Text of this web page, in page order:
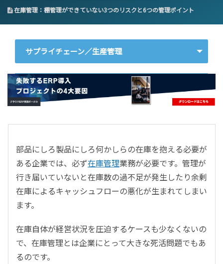
在庫管理：棚管理ができていない3つのリスクと6つの管理ポイント
サプライチェーン／生産管理
ERP
会計
CRM／営業支援／Eコマース
DX（2025年の崖）／クラウドコンピューティング
データ分析／BI
ガバナンス／リスク管理
BPR／業務改善
部品にしろ製品にしろ何かしらの在庫を抱える必要が
ある企業では、必ず在庫管理業務が必要です。管理が
行き届いていないと在庫数の過不足が発生したり余剰
在庫によるキャッシュフローの悪化が生まれてしまい
ます。
在庫自体が経営状況を圧迫するケースも少なくないの
で、在庫管理とは企業にとって大きな死活問題でもあ
るのです。